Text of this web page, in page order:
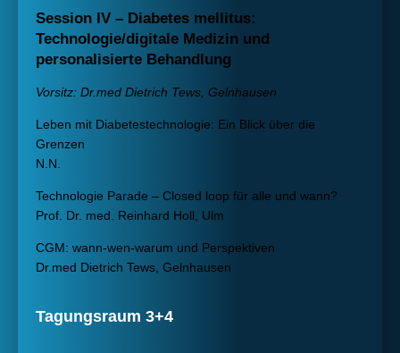
Session IV – Diabetes mellitus:
Technologie/digitale Medizin und
personalisierte Behandlung
Vorsitz: Dr.med Dietrich Tews, Gelnhausen
Leben mit Diabetestechnologie: Ein Blick über die
Grenzen
N.N.
Technologie Parade – Closed loop für alle und wann?
Prof. Dr. med. Reinhard Holl, Ulm
CGM: wann-wen-warum und Perspektiven
Dr.med Dietrich Tews, Gelnhausen
Tagungsraum 3+4